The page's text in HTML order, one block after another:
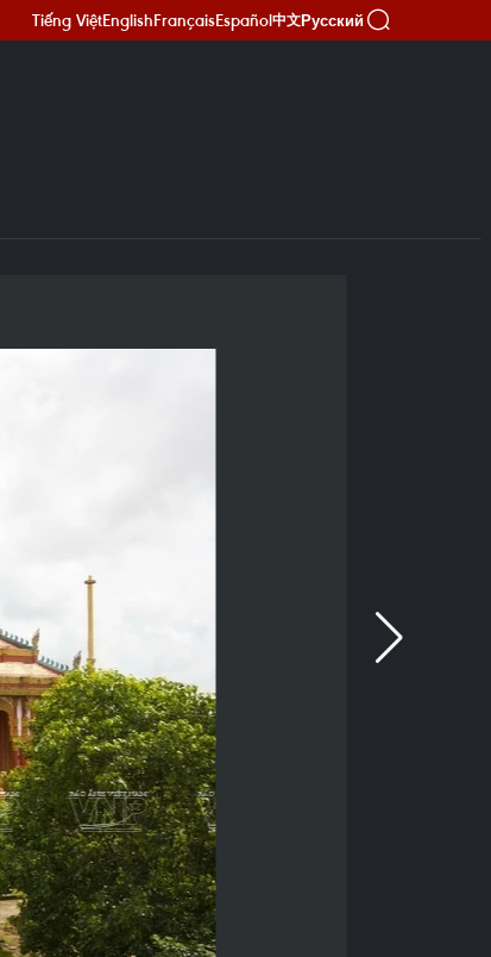
Tiếng ViệtEnglishFrançaisEspañol中文Русский